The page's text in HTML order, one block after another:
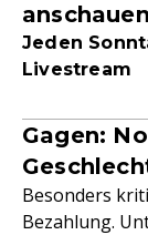
anschauen
Jeden
Livestream
Gagen:
Besonders
Bezahlung.